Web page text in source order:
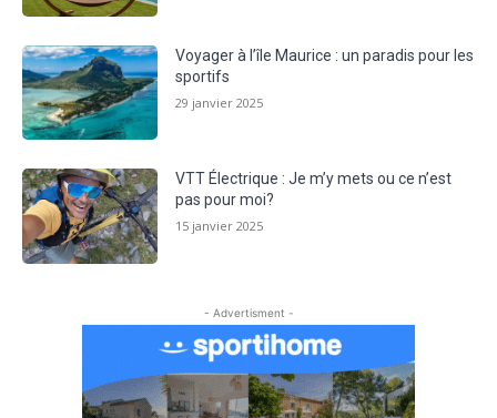
Voyager à l’île Maurice : un paradis pour les
sportifs
29 janvier 2025
VTT Électrique : Je m’y mets ou ce n’est
pas pour moi?
15 janvier 2025
- Advertisment -